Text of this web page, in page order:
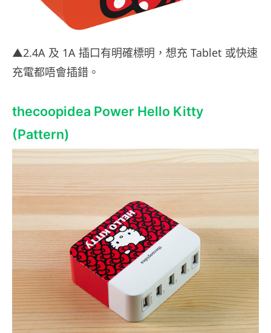
▲2.4A 及 1A 插口有明確標明，想充 Tablet 或快速
充電都唔會插錯。
thecoopidea Power Hello Kitty
(Pattern)